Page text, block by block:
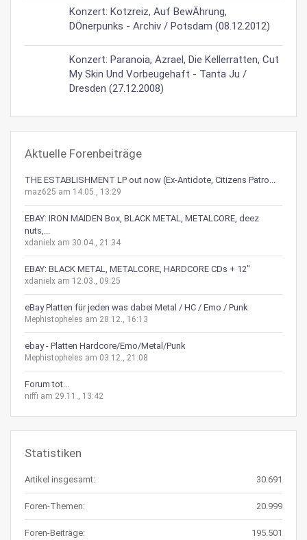
Konzert: Kotzreiz, Auf BewÄhrung,
DÖnerpunks - Archiv / Potsdam (08.12.2012)
Konzert: Paranoia, Azrael, Die Kellerratten, Cut
My Skin Und Vorbeugehaft - Tanta Ju /
Dresden (27.12.2008)
Aktuelle Forenbeiträge
THE ESTABLISHMENT LP out now (Ex-Antidote, Citizens Patro...
maz625 am 14.05., 13:29
EBAY: IRON MAIDEN Box, BLACK METAL, METALCORE, deez
nuts,...
xdanielx am 30.04., 21:34
EBAY: BLACK METAL, METALCORE, HARDCORE CDs + 12"
xdanielx am 12.03., 09:25
eBay Platten für jeden was dabei Metal / HC / Emo / Punk
Mephistopheles am 28.12., 16:13
ebay - Platten Hardcore/Emo/Metal/Punk
Mephistopheles am 03.12., 21:08
Forum tot...
niffi am 29.11., 13:42
Statistiken
Artikel insgesamt: 30.691
Foren-Themen: 20.999
Foren-Beiträge: 195.501